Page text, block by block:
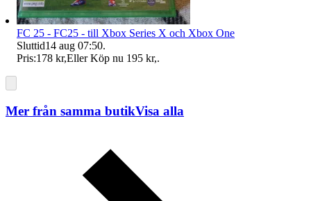
FC 25 - FC25 - till Xbox Series X och Xbox One
Sluttid14 aug 07:50.
Pris:178 kr,Eller Köp nu 195 kr,.
Mer från samma butikVisa alla